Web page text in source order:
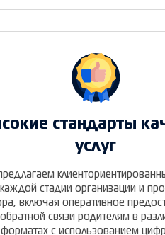
стандарты
услуг
стадии организации и
включая оперативное
обратной связи родителям в
форматах с использованием